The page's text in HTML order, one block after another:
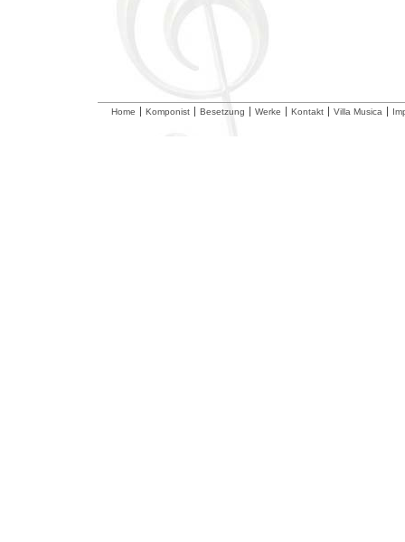
Home Komponist Besetzung Werke Kontakt Villa Musica